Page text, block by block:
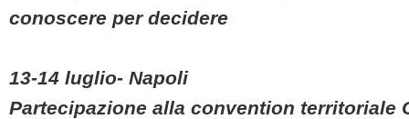
conoscere per decidere
13-14 luglio- Napoli
Partecipazione alla convention territoriale